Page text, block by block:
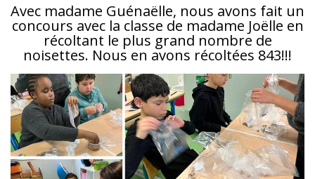
Avec madame Guénaëlle, nous avons fait un
concours avec la classe de madame Joëlle en
récoltant le plus grand nombre de
noisettes. Nous en avons récoltées 843!!!